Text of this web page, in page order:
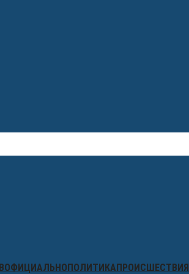
ОФИЦИАЛЬНОПОЛИТИКАПРОИСШЕСТВИЯ